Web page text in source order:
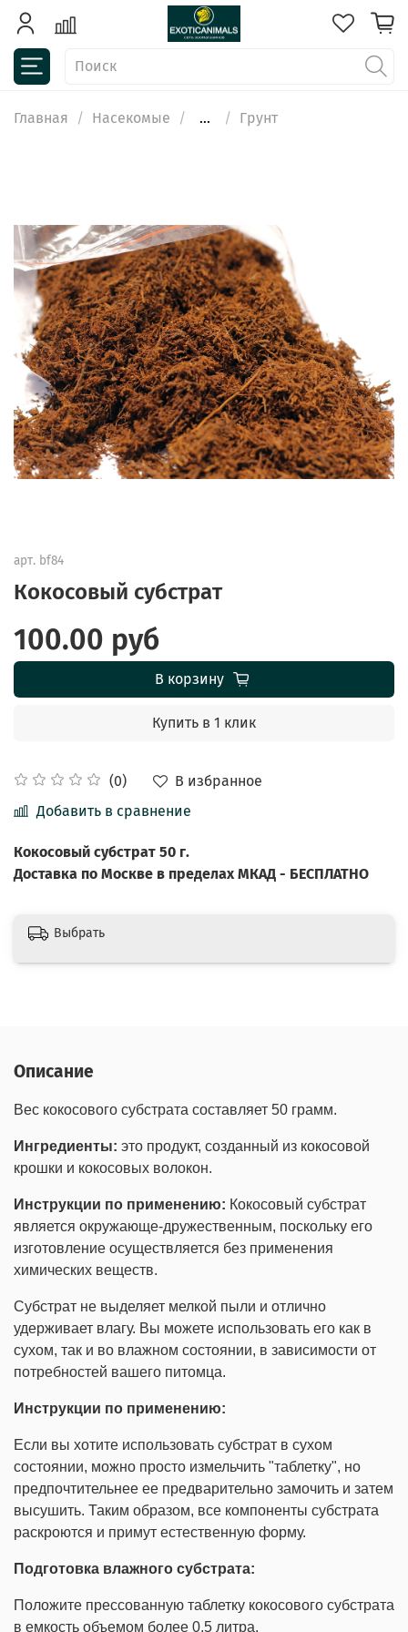
Главная Насекомые ... Грунт
арт. bf84
Кокосовый субстрат
(0)
В избранное
Добавить в сравнение
100.00 руб
В корзину
Купить в 1 клик
Кокосовый субстрат 50 г.
Доставка по Москве в пределах МКАД - БЕСПЛАТНО
Выбрать
Описание
Вес кокосового субстрата составляет 50 грамм.
Ингредиенты: это продукт, созданный из кокосовой
крошки и кокосовых волокон.
Инструкции по применению: Кокосовый субстрат
является окружающе-дружественным, поскольку его
изготовление осуществляется без применения
химических веществ.
Субстрат не выделяет мелкой пыли и отлично
удерживает влагу. Вы можете использовать его как в
сухом, так и во влажном состоянии, в зависимости от
потребностей вашего питомца.
Инструкции по применению:
Если вы хотите использовать субстрат в сухом
состоянии, можно просто измельчить "таблетку", но
предпочтительнее ее предварительно замочить и затем
высушить. Таким образом, все компоненты субстрата
раскроются и примут естественную форму.
Подготовка влажного субстрата:
Положите прессованную таблетку кокосового субстрата
в емкость объемом более 0,5 литра.